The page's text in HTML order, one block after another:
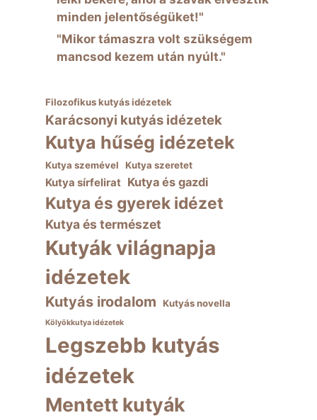
minden jelentőségüket!"
"Mikor támaszra volt szükségem
mancsod kezem után nyúlt."
Filozofikus kutyás idézetek
Karácsonyi kutyás idézetek
Kutya hűség idézetek
Kutya szemével Kutya szeretet
Kutya sírfelirat Kutya és gazdi
Kutya és gyerek idézet
Kutya és természet
Kutyák világnapja
idézetek
Kutyás irodalom Kutyás novella
Kölyökkutya idézetek
Legszebb kutyás
idézetek
Mentett kutyák